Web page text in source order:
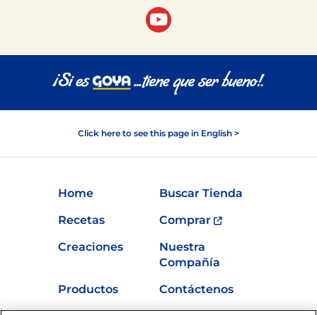
Click here to see this page in English >
Home
Buscar Tienda
Recetas
Comprar
Creaciones
Nuestra
Compañía
Productos
Contáctenos